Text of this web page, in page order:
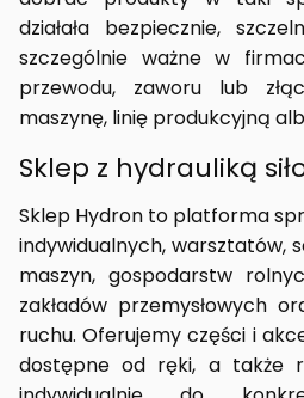
działała bezpiecznie,
szczególnie ważne w
przewodu, zaworu lub
maszynę, linię produkcyjną
Sklep z hydrauliką
Sklep Hydron to platforma
indywidualnych, warsztatów,
maszyn, gospodarstw
zakładów przemysłowych
ruchu. Oferujemy części i
dostępne od ręki, a także